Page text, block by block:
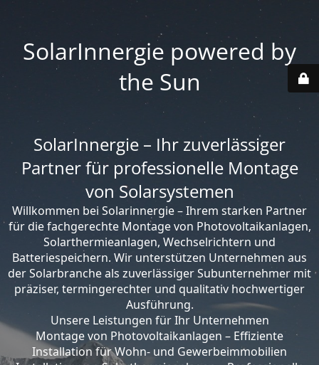
SolarInnergie powered by
the Sun
SolarInnergie – Ihr zuverlässiger
Partner für professionelle Montage
von Solarsystemen
Willkommen bei Solarinnergie – Ihrem starken Partner
für die fachgerechte Montage von Photovoltaikanlagen,
Solarthermieanlagen, Wechselrichtern und
Batteriespeichern. Wir unterstützen Unternehmen aus
der Solarbranche als zuverlässiger Subunternehmer mit
präziser, termingerechter und qualitativ hochwertiger
Ausführung.
Unsere Leistungen für Ihr Unternehmen
Montage von Photovoltaikanlagen – Effiziente
Installation für Wohn- und Gewerbeimmobilien